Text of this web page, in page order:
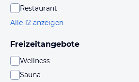
Restaurant
Alle 12 anzeigen
Freizeitangebote
Wellness
Sauna